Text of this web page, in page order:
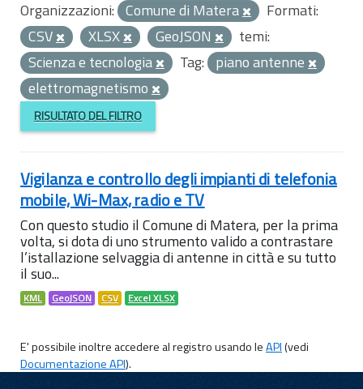
Organizzazioni: Comune di Matera
Formati:
CSV
XLSX GeoJSON
temi:
Scienza e tecnologia
Tag: piano antenne
elettromagnetismo
RISULTATO DEL FILTRO
Vigilanza e controllo degli impianti di telefonia
mobile, Wi-Max, radio e TV
Con questo studio il Comune di Matera, per la prima
volta, si dota di uno strumento valido a contrastare
l’istallazione selvaggia di antenne in città e su tutto
il suo...
KML GeoJSON CSV Excel XLSX
E' possibile inoltre accedere al registro usando leAPI(vedi
Documentazione API).